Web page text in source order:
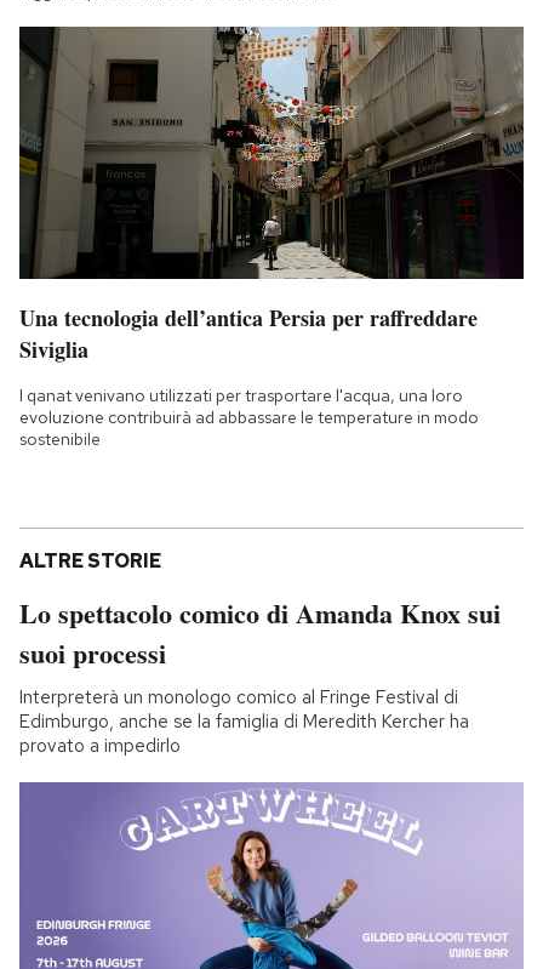
Una tecnologia dell’antica Persia per raffreddare
Siviglia
I qanat venivano utilizzati per trasportare l'acqua, una loro
evoluzione contribuirà ad abbassare le temperature in modo
sostenibile
ALTRE STORIE
Lo spettacolo comico di Amanda Knox sui
suoi processi
Interpreterà un monologo comico al Fringe Festival di
Edimburgo, anche se la famiglia di Meredith Kercher ha
provato a impedirlo